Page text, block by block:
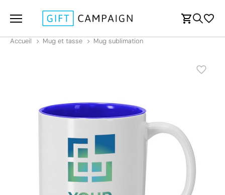
Accueil Mug et tasse Mug sublimation